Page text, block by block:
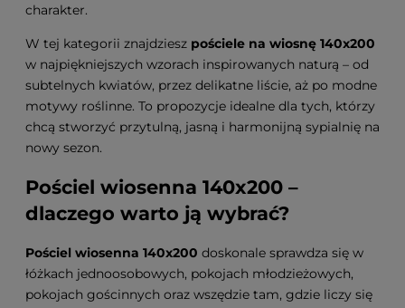
charakter.
W tej kategorii znajdziesz pościele na wiosnę 140x200
w najpiękniejszych wzorach inspirowanych naturą – od
subtelnych kwiatów, przez delikatne liście, aż po modne
motywy roślinne. To propozycje idealne dla tych, którzy
chcą stworzyć przytulną, jasną i harmonijną sypialnię na
nowy sezon.
Pościel wiosenna 140x200 –
dlaczego warto ją wybrać?
Pościel wiosenna 140x200 doskonale sprawdza się w
łóżkach jednoosobowych, pokojach młodzieżowych,
pokojach gościnnych oraz wszędzie tam, gdzie liczy się